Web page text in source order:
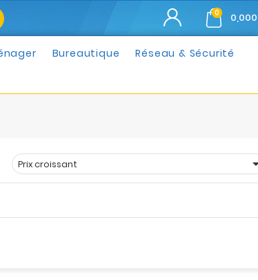
0
Bureautique Réseau & Sécurité
Prix croissant